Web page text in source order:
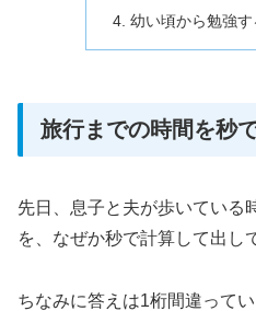
幼い頃から勉強
旅行までの時間を秒
先日、息子と夫が歩いている
を、なぜか秒で計算して出し
ちなみに答えは1桁間違ってい